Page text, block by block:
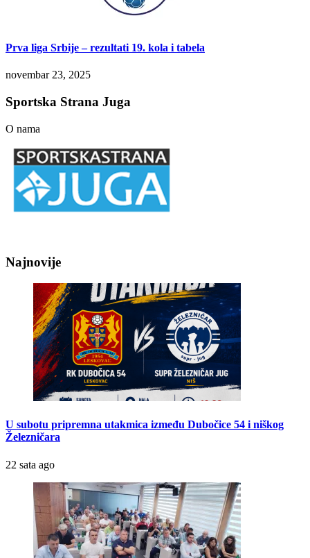
Prva liga Srbije – rezultati 19. kola i tabela
novembar 23, 2025
Sportska Strana Juga
O nama
Najnovije
U subotu pripremna utakmica između Dubočice 54 i niškog
Železničara
22 sata ago